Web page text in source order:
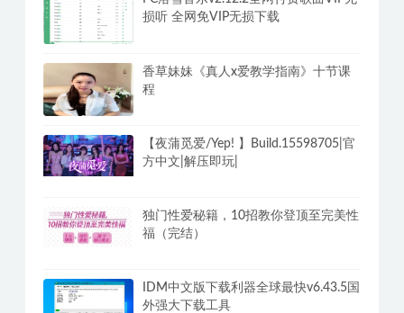
损听 全网免VIP无损下载
香草妹妹《真人x爱教学指南》十节课
程
【夜蒲觅爱/Yep! 】Build.15598705|官
方中文|解压即玩|
独门性爱秘籍，10招教你登顶至完美性
福（完结）
IDM中文版下载利器全球最快v6.43.5国
外强大下载工具